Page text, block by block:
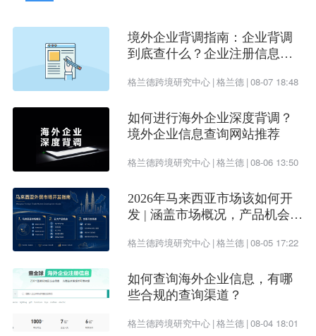
境外企业背调指南：企业背调
到底查什么？企业注册信息、
次看懂
格兰德跨境研究中心 | 格兰德 | 08-07 18:48
如何进行海外企业深度背调？
境外企业信息查询网站推荐
格兰德跨境研究中心 | 格兰德 | 08-06 13:50
2026年马来西亚市场该如何开
发 | 涵盖市场概况，产品机会及
格兰德跨境研究中心 | 格兰德 | 08-05 17:22
如何查询海外企业信息，有哪
些合规的查询渠道？
格兰德跨境研究中心 | 格兰德 | 08-04 18:01